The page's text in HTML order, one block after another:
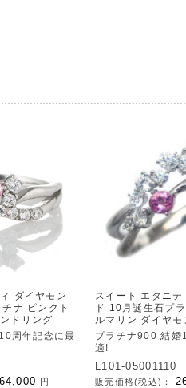
ダイヤモン
ナ ピンクト
ドリング
周年記念に最
円
スイート エタニテ
ド 10月誕生石プ
ルマリン ダイヤモ
プラチナ900 結婚
適!
L101-05001110
販売価格(税込)：